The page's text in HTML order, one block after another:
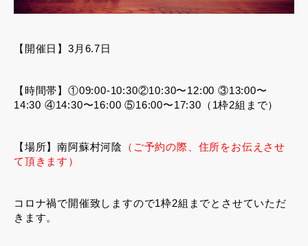
【開催日】3月6.7日
【時間帯】①09:00-10:30②10:30〜12:00 ③13:00〜
14:30 ④14:30〜16:00 ⑤16:00〜17:30（1枠2組まで）
【場所】南阿蘇村河陰 （ご予約の際、住所をお伝えさせ
て頂きます）
コロナ禍で開催致しますので1枠2組までとさせていただ
きます。